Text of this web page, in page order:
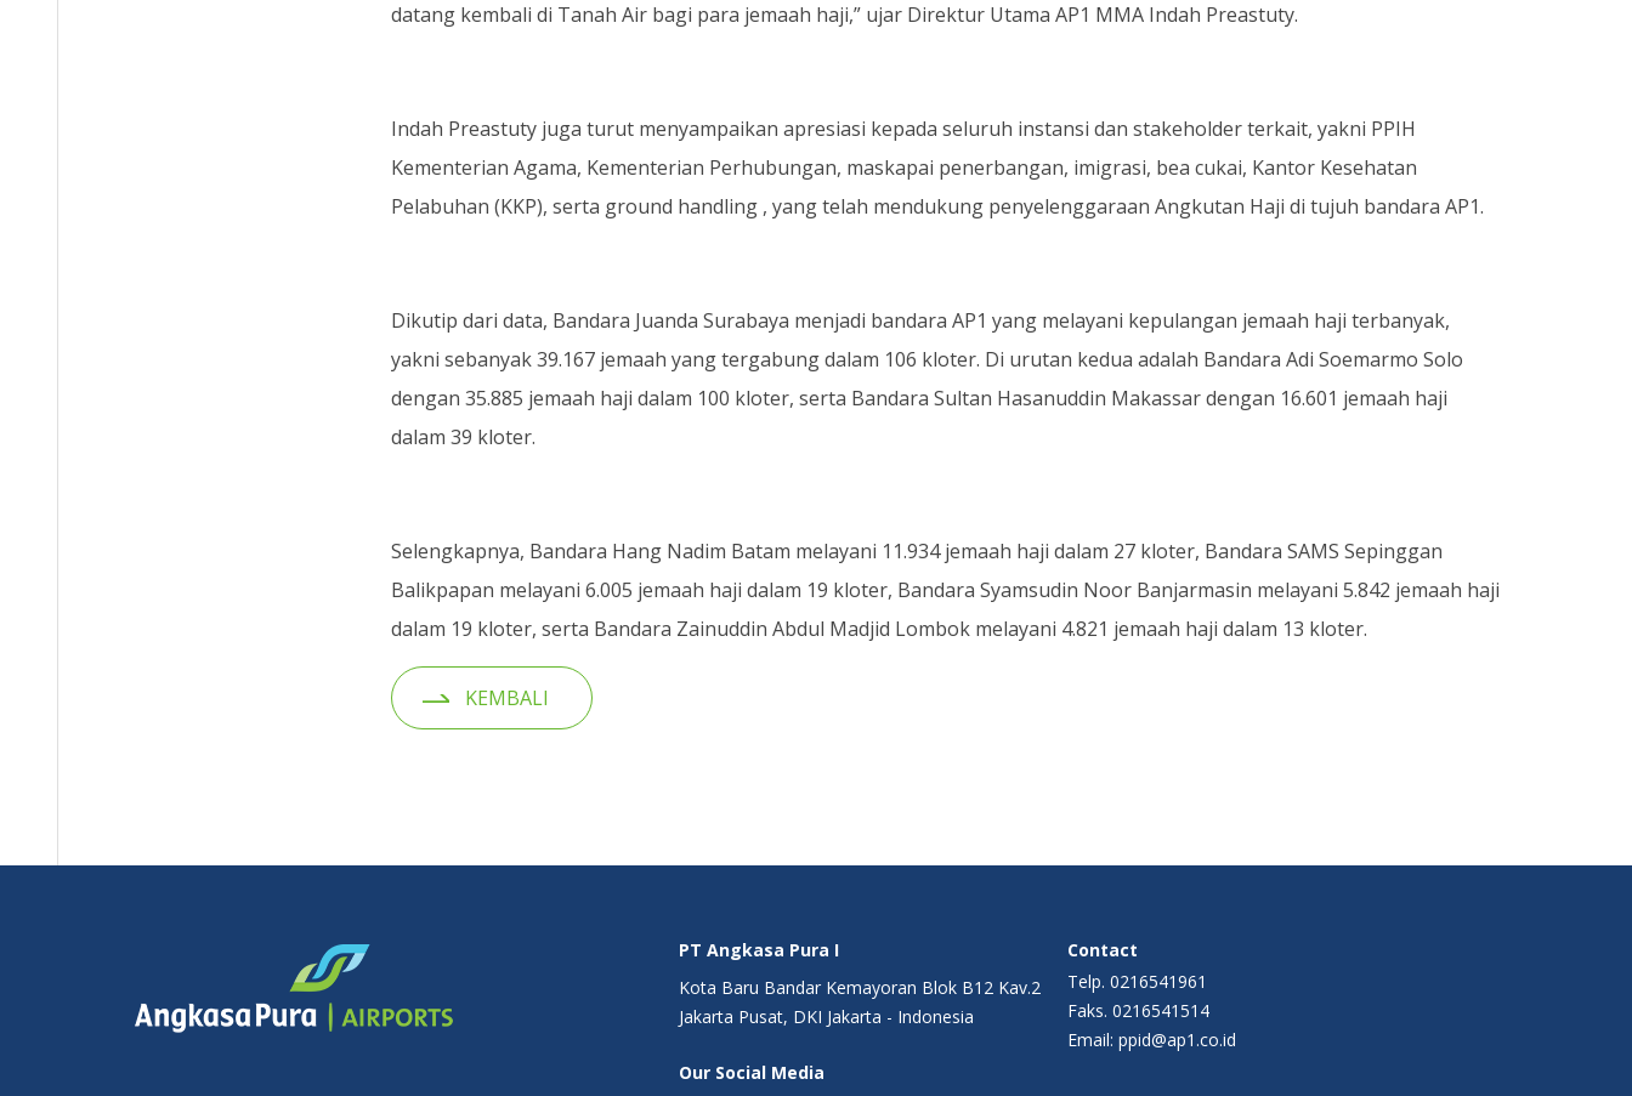
datang kembali di Tanah Air bagi para jemaah haji,” ujar Direktur Utama AP1 MMA Indah Preastuty.
Indah Preastuty juga turut menyampaikan apresiasi kepada seluruh instansi dan stakeholder terkait, yakni PPIH
Kementerian Agama, Kementerian Perhubungan, maskapai penerbangan, imigrasi, bea cukai, Kantor Kesehatan
Pelabuhan (KKP), serta ground handling , yang telah mendukung penyelenggaraan Angkutan Haji di tujuh bandara AP1.
Dikutip dari data, Bandara Juanda Surabaya menjadi bandara AP1 yang melayani kepulangan jemaah haji terbanyak,
yakni sebanyak 39.167 jemaah yang tergabung dalam 106 kloter. Di urutan kedua adalah Bandara Adi Soemarmo Solo
dengan 35.885 jemaah haji dalam 100 kloter, serta Bandara Sultan Hasanuddin Makassar dengan 16.601 jemaah haji
dalam 39 kloter.
Selengkapnya, Bandara Hang Nadim Batam melayani 11.934 jemaah haji dalam 27 kloter, Bandara SAMS Sepinggan
Balikpapan melayani 6.005 jemaah haji dalam 19 kloter, Bandara Syamsudin Noor Banjarmasin melayani 5.842 jemaah haji
dalam 19 kloter, serta Bandara Zainuddin Abdul Madjid Lombok melayani 4.821 jemaah haji dalam 13 kloter.
KEMBALI
PT Angkasa Pura I
Kota Baru Bandar Kemayoran Blok B12 Kav.2
Jakarta Pusat, DKI Jakarta - Indonesia
Contact
Telp. 0216541961
Faks. 0216541514
Email: ppid@ap1.co.id
Our Social Media